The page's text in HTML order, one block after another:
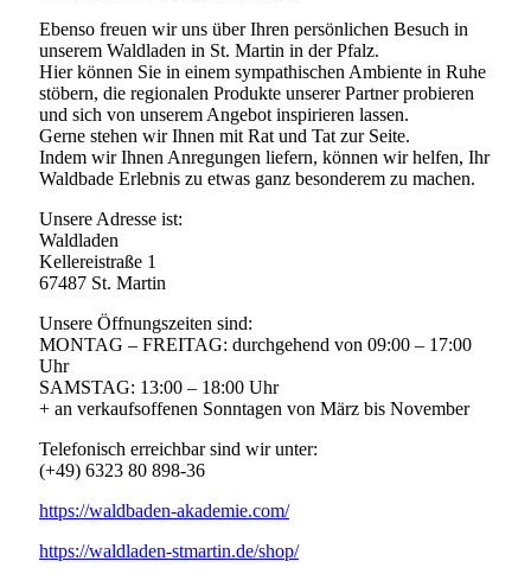
Ebenso freuen wir uns über Ihren persönlichen Besuch in
unserem Waldladen in St. Martin in der Pfalz.
Hier können Sie in einem sympathischen Ambiente in Ruhe
stöbern, die regionalen Produkte unserer Partner probieren
und sich von unserem Angebot inspirieren lassen.
Gerne stehen wir Ihnen mit Rat und Tat zur Seite.
Indem wir Ihnen Anregungen liefern, können wir helfen, Ihr
Waldbade Erlebnis zu etwas ganz besonderem zu machen.
Unsere Adresse ist:
Waldladen
Kellereistraße 1
67487 St. Martin
Unsere Öffnungszeiten sind:
MONTAG – FREITAG: durchgehend von 09:00 – 17:00
Uhr
SAMSTAG: 13:00 – 18:00 Uhr
+ an verkaufsoffenen Sonntagen von März bis November
Telefonisch erreichbar sind wir unter:
(+49) 6323 80 898-36
https://waldbaden-akademie.com/
https://waldladen-stmartin.de/shop/